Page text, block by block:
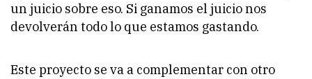
un juicio sobre eso. Si ganamos el juicio nos
devolverán todo lo que estamos gastando.
Este proyecto se va a complementar con otro